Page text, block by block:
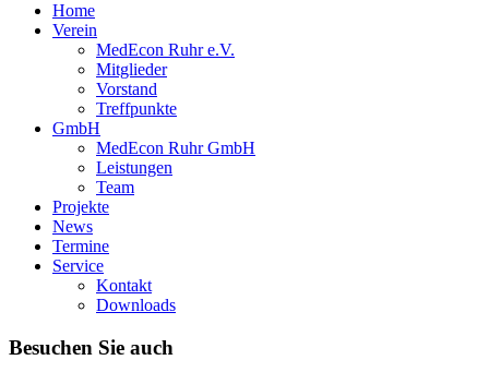
Home
Verein
MedEcon Ruhr e.V.
Mitglieder
Vorstand
Treffpunkte
GmbH
MedEcon Ruhr GmbH
Leistungen
Team
Projekte
News
Termine
Service
Kontakt
Downloads
Besuchen Sie auch